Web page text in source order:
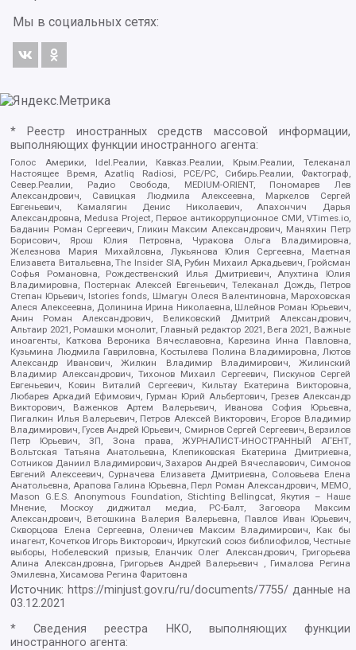
Мы в социальных сетях:
* Реестр иностранных средств массовой информации,
выполняющих функции иностранного агента:
Голос Америки, Idel.Реалии, Кавказ.Реалии, Крым.Реалии, Телеканал
Настоящее Время, Azatliq Radiosi, PCE/PC, Сибирь.Реалии, Фактограф,
Север.Реалии, Радио Свобода, MEDIUM-ORIENT, Пономарев Лев
Александрович, Савицкая Людмила Алексеевна, Маркелов Сергей
Евгеньевич, Камалягин Денис Николаевич, Апахончич Дарья
Александровна, Medusa Project, Первое антикоррупционное СМИ, VTimes.io,
Баданин Роман Сергеевич, Гликин Максим Александрович, Маняхин Петр
Борисович, Ярош Юлия Петровна, Чуракова Ольга Владимировна,
Железнова Мария Михайловна, Лукьянова Юлия Сергеевна, Маетная
Елизавета Витальевна, The Insider SIA, Рубин Михаил Аркадьевич, Гройсман
Софья Романовна, Рождественский Илья Дмитриевич, Апухтина Юлия
Владимировна, Постернак Алексей Евгеньевич, Телеканал Дождь, Петров
Степан Юрьевич, Istories fonds, Шмагун Олеся Валентиновна, Мароховская
Алеся Алексеевна, Долинина Ирина Николаевна, Шлейнов Роман Юрьевич,
Анин Роман Александрович, Великовский Дмитрий Александрович,
Альтаир 2021, Ромашки монолит, Главный редактор 2021, Вега 2021, Важные
иноагенты, Каткова Вероника Вячеславовна, Карезина Инна Павловна,
Кузьмина Людмила Гавриловна, Костылева Полина Владимировна, Лютов
Александр Иванович, Жилкин Владимир Владимирович, Жилинский
Владимир Александрович, Тихонов Михаил Сергеевич, Пискунов Сергей
Евгеньевич, Ковин Виталий Сергеевич, Кильтау Екатерина Викторовна,
Любарев Аркадий Ефимович, Гурман Юрий Альбертович, Грезев Александр
Викторович, Важенков Артем Валерьевич, Иванова София Юрьевна,
Пигалкин Илья Валерьевич, Петров Алексей Викторович, Егоров Владимир
Владимирович, Гусев Андрей Юрьевич, Смирнов Сергей Сергеевич, Верзилов
Петр Юрьевич, ЗП, Зона права, ЖУРНАЛИСТ-ИНОСТРАННЫЙ АГЕНТ,
Вольтская Татьяна Анатольевна, Клепиковская Екатерина Дмитриевна,
Сотников Даниил Владимирович, Захаров Андрей Вячеславович, Симонов
Евгений Алексеевич, Сурначева Елизавета Дмитриевна, Соловьева Елена
Анатольевна, Арапова Галина Юрьевна, Перл Роман Александрович, МЕМО,
Mason G.E.S. Anonymous Foundation, Stichting Bellingcat, Якутия – Наше
Мнение, Москоу диджитал медиа, РС-Балт, Заговора Максим
Александрович, Ветошкина Валерия Валерьевна, Павлов Иван Юрьевич,
Скворцова Елена Сергеевна, Оленичев Максим Владимирович, Как бы
инагент, Кочетков Игорь Викторович, Иркутский союз библиофилов, Честные
выборы, Нобелевский призыв, Еланчик Олег Александрович, Григорьева
Алина Александровна, Григорьев Андрей Валерьевич , Гималова Регина
Эмилевна, Хисамова Регина Фаритовна
Источник: https://minjust.gov.ru/ru/documents/7755/ данные на
03.12.2021
* Сведения реестра НКО, выполняющих функции
иностранного агента: